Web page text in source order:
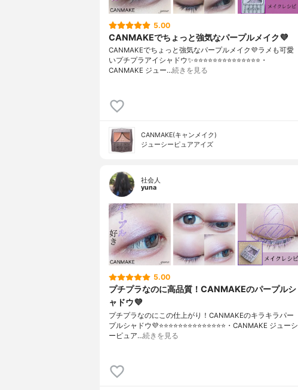
5.00
CANMAKEでちょっと強気なパープルメイク💜
CANMAKEでちょっと強気なパープルメイク💜ラメも可愛
いプチプラアイシャドウ✨⭐️⭐️⭐️⭐️⭐️⭐️⭐️⭐️⭐️⭐️⭐️⭐️⭐️⭐️・
CANMAKE ジュー…続きを見る
CANMAKE(キャンメイク)
ジューシーピュアアイズ
社会人
yuna
5.00
プチプラなのに高品質！CANMAKEのパープルシ
ャドウ💜
プチプラなのにこの仕上がり！CANMAKEのキラキラパー
プルシャドウ💜⭐️⭐️⭐️⭐️⭐️⭐️⭐️⭐️⭐️⭐️⭐️⭐️⭐️⭐️・CANMAKE ジューシ
ーピュア…続きを見る